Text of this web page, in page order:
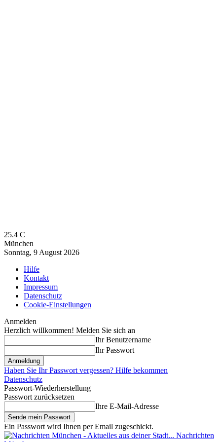
25.4 C
München
Sonntag, 9 August 2026
Hilfe
Kontakt
Impressum
Datenschutz
Cookie-Einstellungen
Anmelden
Herzlich willkommen! Melden Sie sich an
Ihr Benutzername
Ihr Passwort
Haben Sie Ihr Passwort vergessen? Hilfe bekommen
Datenschutz
Passwort-Wiederherstellung
Passwort zurücksetzen
Ihre E-Mail-Adresse
Ein Passwort wird Ihnen per Email zugeschickt.
Nachrichten